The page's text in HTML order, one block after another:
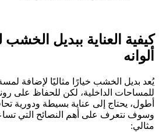
كيفية العناية ببديل
ألوانه
يُعد بديل الخشب خيارًا مثاليًا لإضافة
للمساحات الداخلية، لكن للحفاظ على
أطول، يحتاج إلى عناية بسيطة ودورية
وسوف نتعرف على أهم النصائح التي
مثالي: